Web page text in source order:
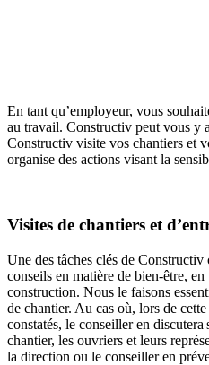
En tant qu’employeur, vous
au travail. Constructiv peut vous y
Constructiv visite vos chantiers et
organise des actions visant la
Visites de chantiers et
Une des tâches clés de
conseils en matière de bien-être, en
construction. Nous le faisons
de chantier. Au cas où, lors de
constatés, le conseiller en
chantier, les ouvriers et leurs
la direction ou le conseiller en